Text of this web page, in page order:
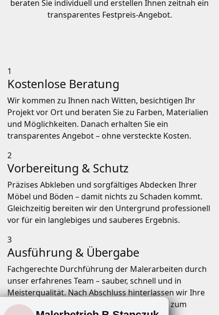
beraten Sie individuell und erstellen Ihnen zeitnah ein
transparentes Festpreis-Angebot.
1
Kostenlose Beratung
Wir kommen zu Ihnen nach Witten, besichtigen Ihr
Projekt vor Ort und beraten Sie zu Farben, Materialien
und Möglichkeiten. Danach erhalten Sie ein
transparentes Angebot – ohne versteckte Kosten.
2
Vorbereitung & Schutz
Präzises Abkleben und sorgfältiges Abdecken Ihrer
Möbel und Böden – damit nichts zu Schaden kommt.
Gleichzeitig bereiten wir den Untergrund professionell
vor für ein langlebiges und sauberes Ergebnis.
3
Ausführung & Übergabe
Fachgerechte Durchführung der Malerarbeiten durch
unser erfahrenes Team – sauber, schnell und in
Meisterqualität. Nach Abschluss hinterlassen wir Ihre
Räume besenrein und übergeben pünktlich zum